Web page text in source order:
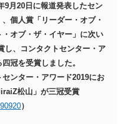
9月20日に報道発表したセン
個人賞「リーダー・オブ・
オブ・ザ・イヤー」に次い
し、コンタクトセンター・ア
冠を受賞しました。
ンター・アワード2019にお
松山」が三冠受賞
）